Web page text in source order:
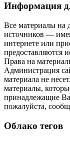
Информация
Все материалы на
источников —
интернете или
предоставляются
Права на
Администрация
материала не
материалы,
принадлежащие
пожалуйста,
Облако тегов